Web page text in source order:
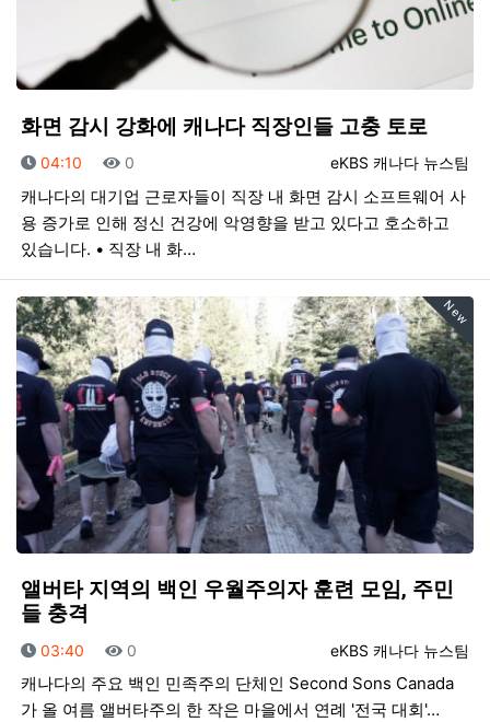
화면 감시 강화에 캐나다 직장인들 고충 토로
등록자
eKBS 캐나다 뉴스팀
등록일
04:10 조회
0
캐나다의 대기업 근로자들이 직장 내 화면 감시 소프트웨어 사
용 증가로 인해 정신 건강에 악영향을 받고 있다고 호소하고
있습니다. • 직장 내 화…
New
앨버타 지역의 백인 우월주의자 훈련 모임, 주민
들 충격
등록자
eKBS 캐나다 뉴스팀
등록일
03:40 조회
0
캐나다의 주요 백인 민족주의 단체인 Second Sons Canada
가 올 여름 앨버타주의 한 작은 마을에서 연례 '전국 대회'…